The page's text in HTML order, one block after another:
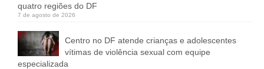
quatro regiões do DF
7 de agosto de 2026
Centro no DF atende crianças e adolescentes
vítimas de violência sexual com equipe
especializada